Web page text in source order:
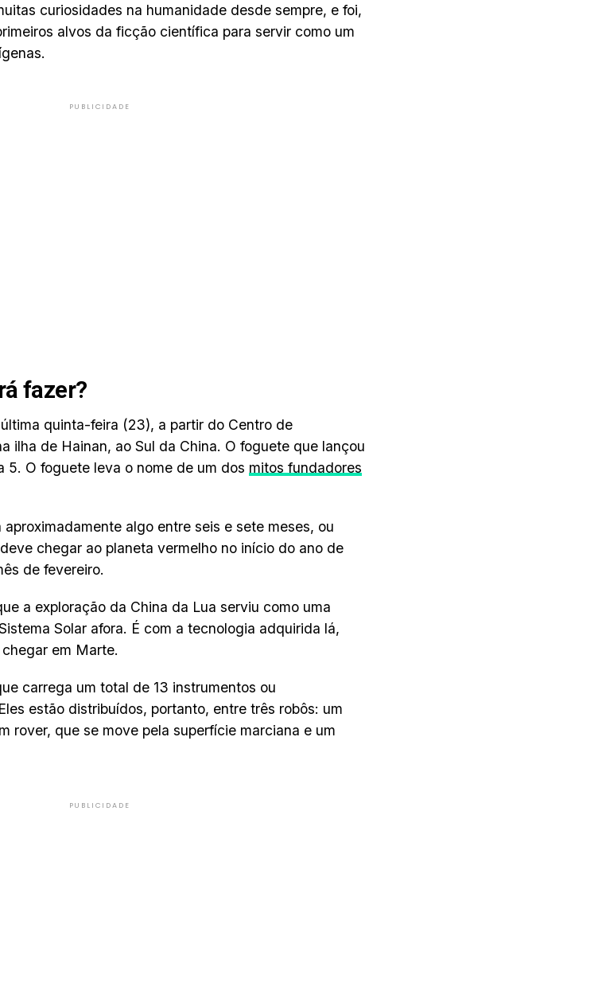
curiosidades na humanidade desde sempre, e foi,
alvos da ficção científica para servir como um
PUBLICIDADE
fazer?
quinta-feira (23), a partir do Centro de
ilha de Hainan, ao Sul da China. O foguete que lançou
5. O foguete leva o nome de um dos mitos fundadores
algo entre seis e sete meses, ou
chegar ao planeta vermelho no início do ano de
de fevereiro.
a exploração da China da Lua serviu como uma
Solar afora. É com a tecnologia adquirida lá,
em Marte.
carrega um total de 13 instrumentos ou
estão distribuídos, portanto, entre três robôs: um
rover, que se move pela superfície marciana e um
PUBLICIDADE